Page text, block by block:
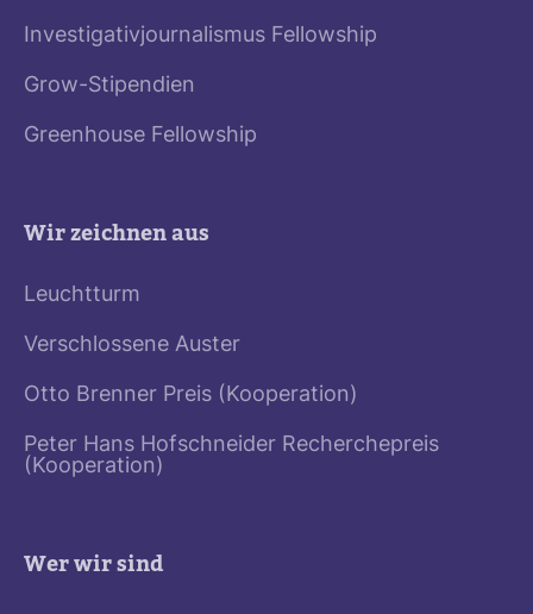
Investigativjournalismus Fellowship
Grow-Stipendien
Greenhouse Fellowship
Wir zeichnen aus
Leuchtturm
Verschlossene Auster
Otto Brenner Preis (Kooperation)
Peter Hans Hofschneider Recherchepreis
(Kooperation)
Wer wir sind